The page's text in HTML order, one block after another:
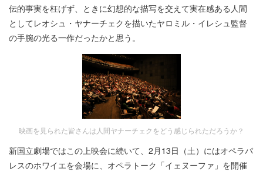
伝的事実を枉げず、ときに幻想的な描写を交えて実在感ある人間
としてレオシュ・ヤナーチェクを描いたヤロミル・イレシュ監督
の手腕の光る一作だったかと思う。
映画を見られた皆さんは人間ヤナーチェクをどう感じられただろうか？
新国立劇場ではこの上映会に続いて、2月13日（土）にはオペラパ
レスのホワイエを会場に、オペラトーク「イェヌーファ」を開催